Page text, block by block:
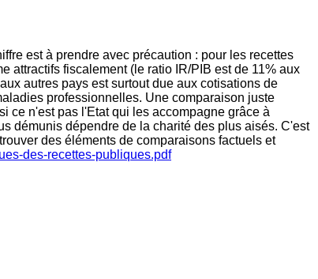
est à prendre avec précaution : pour les recettes
attractifs fiscalement (le ratio IR/PIB est de 11% aux
autres pays est surtout due aux cotisations de
professionnelles. Une comparaison juste
ce n'est pas l'Etat qui les accompagne grâce à
démunis dépendre de la charité des plus aisés. C'est
des éléments de comparaisons factuels et
des-recettes-publiques.pdf